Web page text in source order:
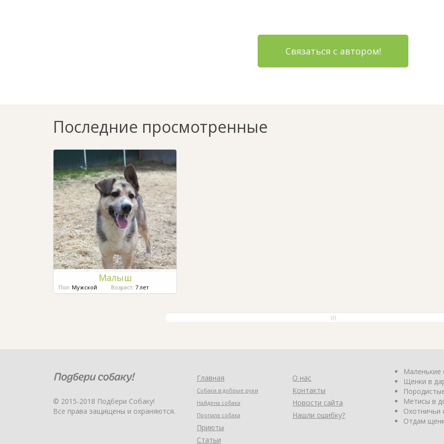
Связаться с автором!
Последние просмотренные
Малыш
Пол: Мужской Возраст: 7 лет
© 2015-2018 Подбери Собаку!
Все права защищены и охраняются.
Главная
Собаки в добрые руки
Найдена собака
Пропала собака
Приюты
Статьи
О нас
Контакты
Новости сайта
Нашли ошибку?
Маленькие
Щенки в
Метисы в
Охотничьи
Отдам